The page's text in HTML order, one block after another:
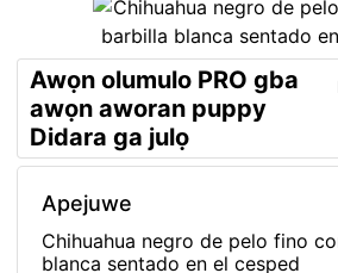
Awọn olumulo PRO gba
awọn aworan puppy
Didara ga julọ
Apejuwe
Chihuahua negro de pelo fino
blanca sentado en el cesped